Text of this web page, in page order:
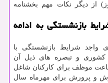
دانش آموز) از دیگر نکات مهم بخشنامه
بازنشستگی به ادامه
واجد شرایط بازنشستگی با
کشوری و تبصره های ذیل آن
موظف برای کارکنان شاغل
و پرورش برای مهرماه سال